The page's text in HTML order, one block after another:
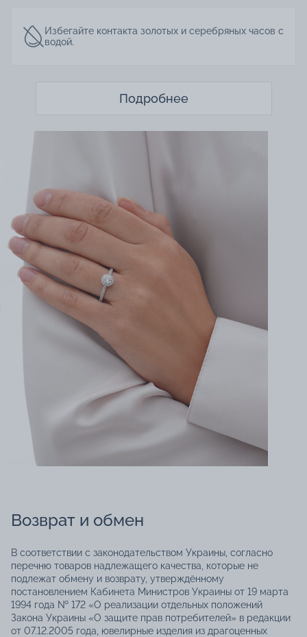
Избегайте контакта золотых и серебряных часов с
водой.
Подробнее
Возврат и обмен
В соответствии с законодательством Украины, согласно
перечню товаров надлежащего качества, которые не
подлежат обмену и возврату, утверждённому
постановлением Кабинета Министров Украины от 19 марта
1994 года № 172 «О реализации отдельных положений
Закона Украины «О защите прав потребителей» в редакции
от 07.12.2005 года, ювелирные изделия из драгоценных